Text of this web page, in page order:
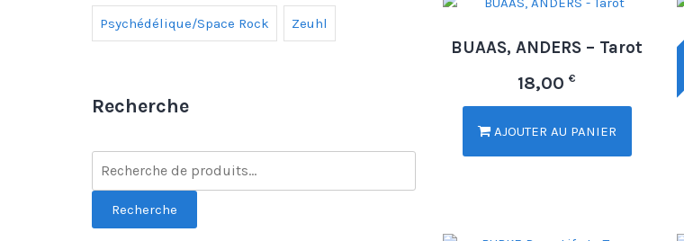
Psychédélique/Space Rock Zeuhl
Recherche
Recherche
BUAAS, ANDERS – Tarot
18,00 €
AJOUTER AU PANIER